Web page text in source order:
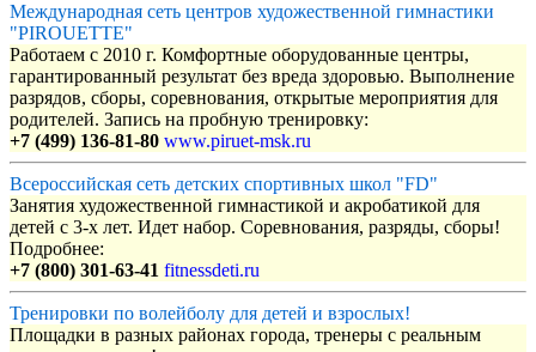
Международная сеть центров художественной гимнастики
"PIROUETTE"
Работаем с 2010 г. Комфортные оборудованные центры,
гарантированный результат без вреда здоровью. Выполнение
разрядов, сборы, соревнования, открытые мероприятия для
родителей. Запись на пробную тренировку:
+7 (499) 136-81-80 www.piruet-msk.ru
Всероссийская сеть детских спортивных школ "FD"
Занятия художественной гимнастикой и акробатикой для
детей с 3-х лет. Идет набор. Соревнования, разряды, сборы!
Подробнее:
+7 (800) 301-63-41 fitnessdeti.ru
Тренировки по волейболу для детей и взрослых!
Площадки в разных районах города, тренеры с реальным